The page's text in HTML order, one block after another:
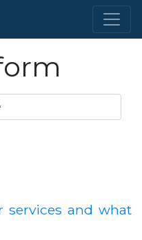
services and what